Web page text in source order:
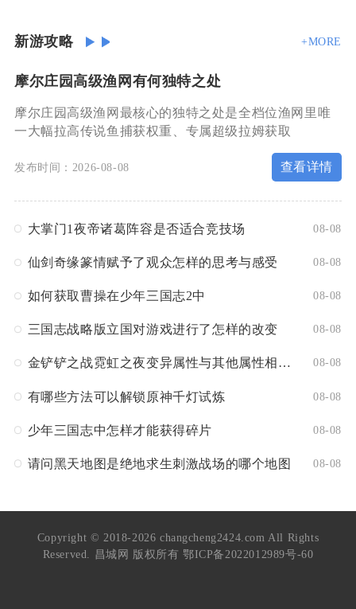
新游攻略 +MORE
摩尔庄园高级渔网有何独特之处
摩尔庄园高级渔网最核心的独特之处是全档位渔网里唯
一大幅拉高传说鱼捕获权重、专属超级拉姆获取
发布时间：2026-08-08 查看详情
大掌门1夜帝诸葛阵容是否适合竞技场 08-08
仙剑奇缘篆情赋予了观众怎样的思考与感受 08-08
如何获取曹操在少年三国志2中 08-08
三国志战略版立国对游戏进行了怎样的改变 08-08
金铲铲之战霓虹之夜变异属性与其他属性相比是否更强大 08-08
有哪些方法可以解锁原神千灯试炼 08-08
少年三国志中怎样才能获得碎片 08-08
请问黑天地图是绝地求生刺激战场的哪个地图 08-08
Copyright © 2018-2026 changcheng2424.com All Rights
Reserved. 昌城网 版权所有 鄂ICP备2022012989号-60